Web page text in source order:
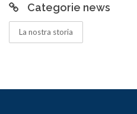
Categorie news
La nostra storia